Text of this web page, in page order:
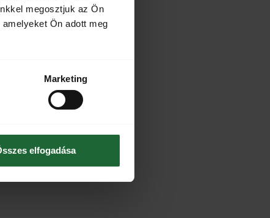
megosztjuk az Ön
Ön adott meg
Marketing
elfogadása